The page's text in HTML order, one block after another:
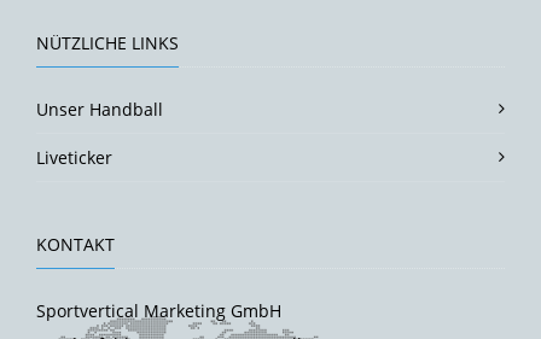
NÜTZLICHE LINKS
Unser Handball
Liveticker
KONTAKT
Sportvertical Marketing GmbH